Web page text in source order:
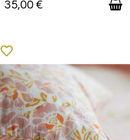
35,00 €
favorite_border